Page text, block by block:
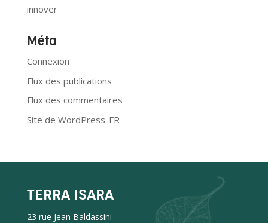
innover
Méta
Connexion
Flux des publications
Flux des commentaires
Site de WordPress-FR
TERRA ISARA
23 rue Jean Baldassini